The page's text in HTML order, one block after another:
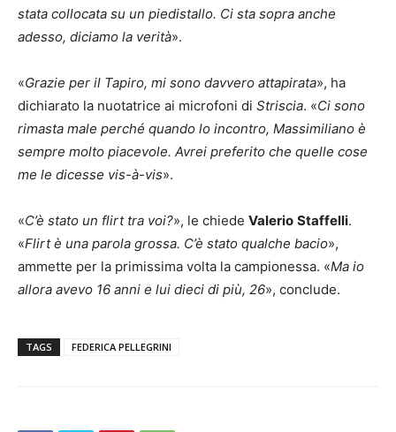
stata collocata su un piedistallo. Ci sta sopra anche
adesso, diciamo la verità».
«Grazie per il Tapiro, mi sono davvero attapirata», ha
dichiarato la nuotatrice ai microfoni di Striscia. «Ci sono
rimasta male perché quando lo incontro, Massimiliano è
sempre molto piacevole. Avrei preferito che quelle cose
me le dicesse vis-à-vis».
«C’è stato un flirt tra voi?», le chiede Valerio Staffelli.
«Flirt è una parola grossa. C’è stato qualche bacio»,
ammette per la primissima volta la campionessa. «Ma io
allora avevo 16 anni e lui dieci di più, 26», conclude.
TAGS FEDERICA PELLEGRINI